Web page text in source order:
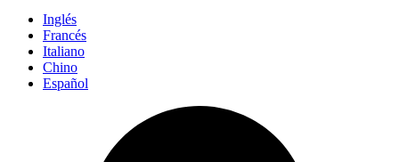
Inglés
Francés
Italiano
Chino
Español